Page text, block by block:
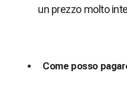
un prezzo molto
Come posso